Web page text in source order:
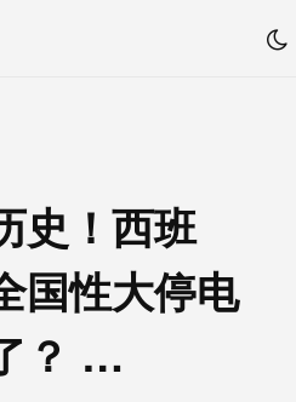
史！西班
国性大停电
？ …